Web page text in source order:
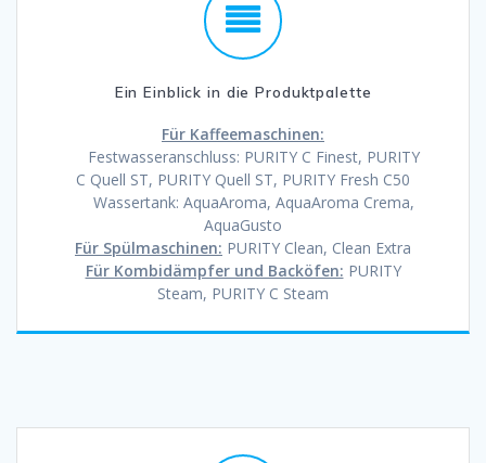
Ein Einblick in die Produktpalette
Für Kaffeemaschinen:
Festwasseranschluss: PURITY C Finest, PURITY
C Quell ST, PURITY Quell ST, PURITY Fresh C50
Wassertank: AquaAroma, AquaAroma Crema,
AquaGusto
Für Spülmaschinen: PURITY Clean, Clean Extra
Für Kombidämpfer und Backöfen: PURITY
Steam, PURITY C Steam